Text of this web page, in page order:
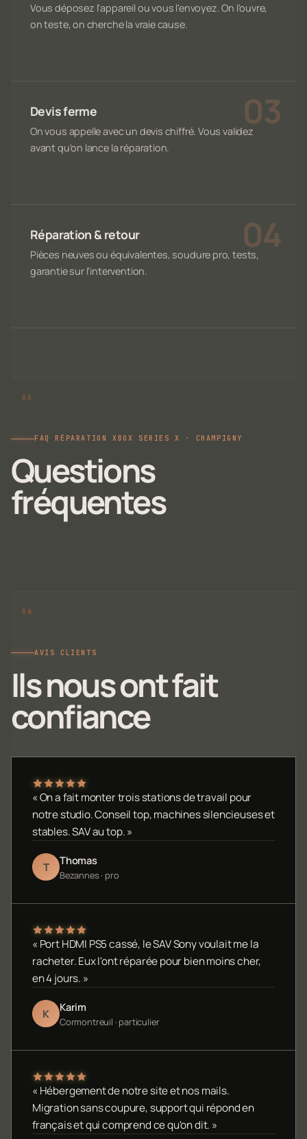
Vous déposez l'appareil ou vous l'envoyez. On l'ouvre,
on teste, on cherche la vraie cause.
Devis ferme
On vous appelle avec un devis chiffré. Vous validez
avant qu'on lance la réparation.
Réparation & retour
Pièces neuves ou équivalentes, soudure pro, tests,
garantie sur l'intervention.
FAQ RÉPARATION XBOX SERIES X · CHAMPIGNY
Questions
fréquentes
AVIS CLIENTS
Ils nous ont fait
confiance
« On a fait monter trois stations de travail pour
notre studio. Conseil top, machines silencieuses et
stables. SAV au top. »
T Thomas
Bezannes · pro
« Port HDMI PS5 cassé, le SAV Sony voulait me la
racheter. Eux l'ont réparée pour bien moins cher,
en 4 jours. »
K Karim
Cormontreuil · particulier
« Hébergement de notre site et nos mails.
Migration sans coupure, support qui répond en
français et qui comprend ce qu'on dit. »